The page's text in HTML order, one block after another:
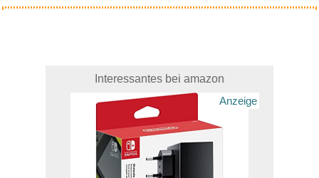
Interessantes bei amazon
Anzeige